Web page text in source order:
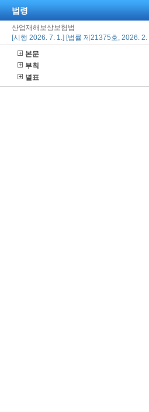
법령
산업재해보상보험법
[시행 2026. 7. 1.] [법률 제21375호, 2026.
본문
부칙
별표